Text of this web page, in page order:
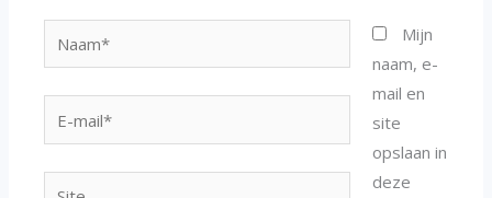
mail*
Mijn
naam, e-
mail en
site
opslaan in
deze